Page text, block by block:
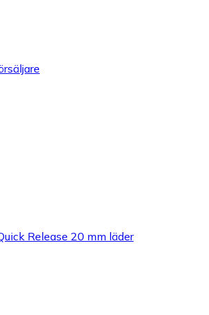
Release 20 mm läder